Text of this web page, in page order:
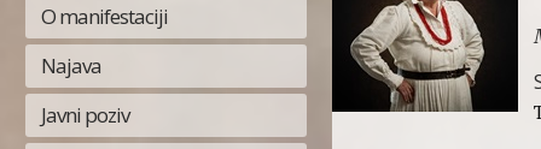
O manifestaciji
Najava
Javni poziv